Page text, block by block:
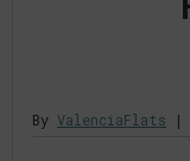
By ValenciaFlats |